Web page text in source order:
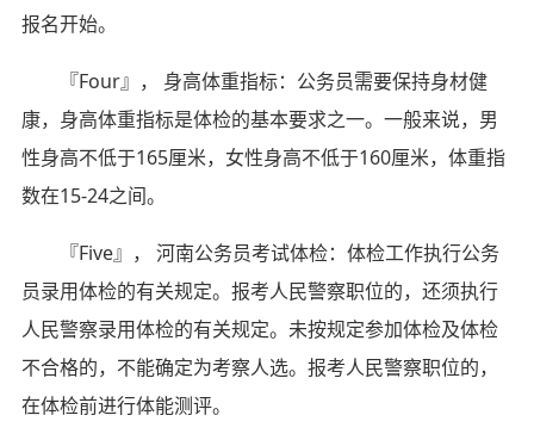
报名开始。
『Four』， 身高体重指标：公务员需要保持身材健
康，身高体重指标是体检的基本要求之一。一般来说，男
性身高不低于165厘米，女性身高不低于160厘米，体重指
数在15-24之间。
『Five』， 河南公务员考试体检：体检工作执行公务
员录用体检的有关规定。报考人民警察职位的，还须执行
人民警察录用体检的有关规定。未按规定参加体检及体检
不合格的，不能确定为考察人选。报考人民警察职位的，
在体检前进行体能测评。